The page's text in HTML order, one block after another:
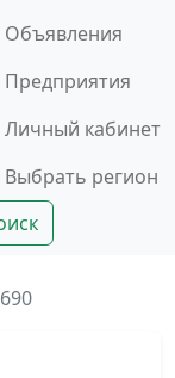
Объявления
Предприятия
Личный кабинет
Выбрать регион